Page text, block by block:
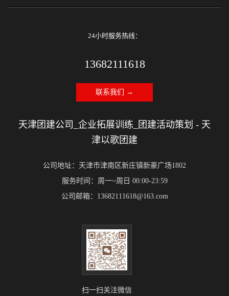
24小时服务热线：
13682111618
联系我们 →
天津团建公司_企业拓展训练_团建活动策划 - 天
津以歌团建
公司地址：天津市津南区新庄镇新豪广场1802
服务时间：周一~周日 00:00-23:59
公司邮箱：13682111618@163.com
扫一扫关注微信